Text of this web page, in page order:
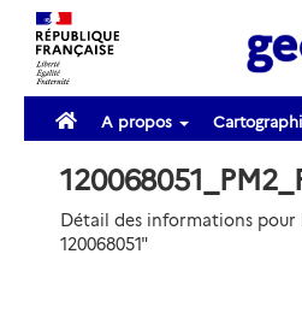
A propos
Détail des informations pour
120068051"